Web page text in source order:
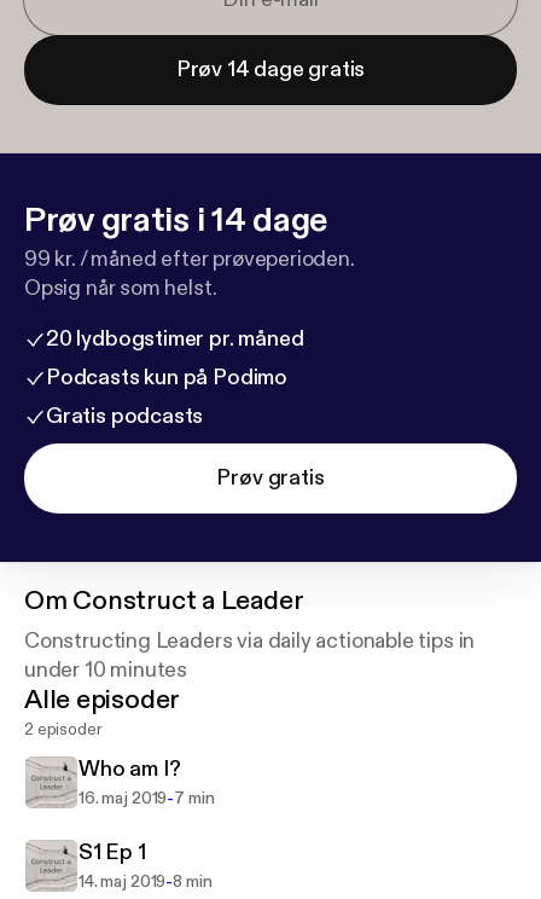
Prøv 14 dage gratis
Prøv gratis i 14 dage
99 kr. / måned efter prøveperioden.
Opsig når som helst.
20 lydbogstimer pr. måned
Podcasts kun på Podimo
Gratis podcasts
Prøv gratis
Om Construct a Leader
Constructing Leaders via daily actionable tips in
under 10 minutes
Alle episoder
2 episoder
Who am I?
16. maj 2019-7 min
S1 Ep 1
14. maj 2019-8 min